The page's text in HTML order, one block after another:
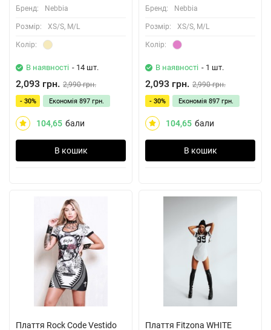
Бренд: Nebbia
Розмiр: XS/S, M/L
Колiр:
В наявності - 14 шт.
2,093 грн. 2,990 грн.
- 30% Економія 897 грн.
104,65 бали
В кошик
Бренд: Nebbia
Розмiр: XS/S, M/L
Колiр:
В наявності - 1 шт.
2,093 грн. 2,990 грн.
- 30% Економія 897 грн.
104,65 бали
В кошик
Плаття Rock Code Vestido
Плаття Fitzona WHITE